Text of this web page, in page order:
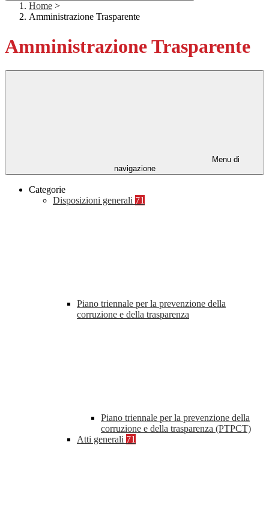
Home >
Amministrazione Trasparente
Amministrazione Trasparente
Menu di
navigazione
Categorie
Disposizioni generali 71
Piano triennale per la prevenzione della
corruzione e della trasparenza
Piano triennale per la prevenzione della
corruzione e della trasparenza (PTPCT)
Atti generali 71